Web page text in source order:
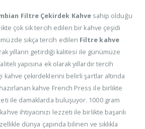
Filtre Çekirdek Kahve sahip olduğu
çok sık tercih edilen bir kahve çeşidi
sıkça tercih edilen Filtre kahve
yılların getirdiği kalitesi ile günümüze
yapısına ek olarak yıllardır tercih
kahve çekirdeklerini belirli şartlar altında
kahve French Press ile birlikte
ile damaklarda buluşuyor. 1000 gram
ihtiyacınızı lezzeti ile birlikte başarılı
dünya çapında bilinen ve sıklıkla